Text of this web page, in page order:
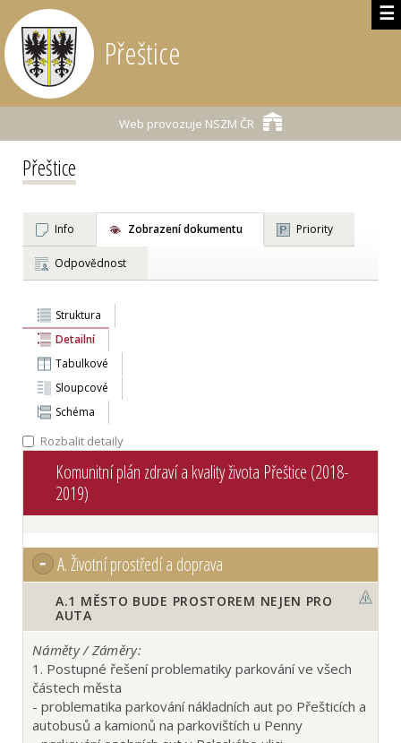
☰
Přeštice
Web provozuje NSZM ČR
Přeštice
Info Zobrazení dokumentu Priority
Odpovědnost
Struktura
Detailní
Tabulkové
Sloupcové
Schéma
Rozbalit detaily
Komunitní plán zdraví a kvality života Přeštice (2018-
2019)
A.Životní prostředí a doprava
A.1 MĚSTO BUDE PROSTOREM NEJEN PRO
AUTA
Náměty / Záměry:
1. Postupné řešení problematiky parkování ve všech
částech města
- problematika parkování nákladních aut po Přešticích a
autobusů a kamionů na parkovištích u Penny